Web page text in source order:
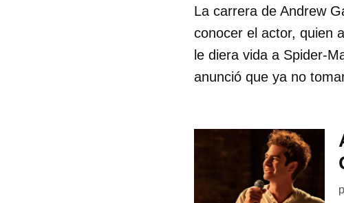
La carrera de Andrew
conocer el actor, quien
le diera vida a Spider-
anunció que ya no